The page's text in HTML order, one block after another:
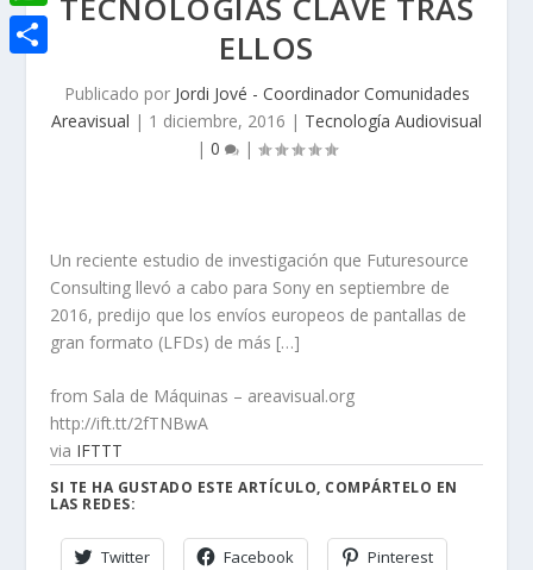
ELLOS
Publicado por Jordi Jové - Coordinador Comunidades
Areavisual | 1 diciembre, 2016 | Tecnología Audiovisual
| 0 |
Un reciente estudio de investigación que Futuresource
Consulting llevó a cabo para Sony en septiembre de
2016, predijo que los envíos europeos de pantallas de
gran formato (LFDs) de más […]
from Sala de Máquinas – areavisual.org
http://ift.tt/2fTNBwA
via IFTTT
SI TE HA GUSTADO ESTE ARTÍCULO, COMPÁRTELO EN
LAS REDES:
Twitter Facebook Pinterest
b
n
k
w
i
W